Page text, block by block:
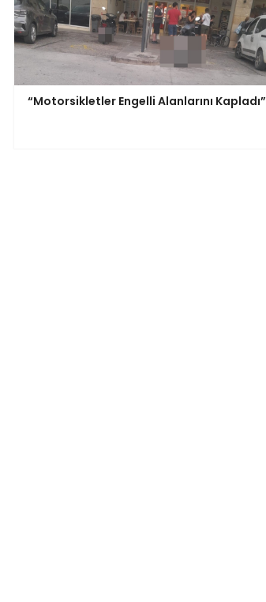
“Motorsikletler Engelli Alanlarını Kapladı”